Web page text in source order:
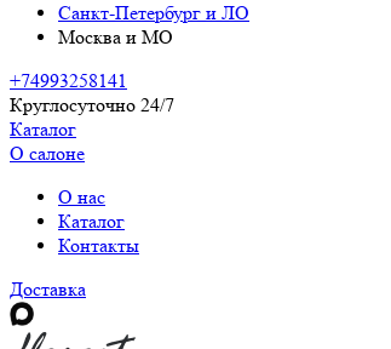
Санкт-Петербург и ЛО
Москва и МО
+74993258141
Круглосуточно 24/7
Каталог
О салоне
О нас
Каталог
Контакты
Доставка